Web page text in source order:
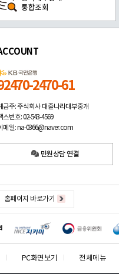
통합조회
2470-61
금주: 주식회사 대출나라대부중개
스번호: 02-543-4569
메일: na-0366@naver.com
민원상담 연결
홈페이지 바로가기
PC화면보기 전체메뉴